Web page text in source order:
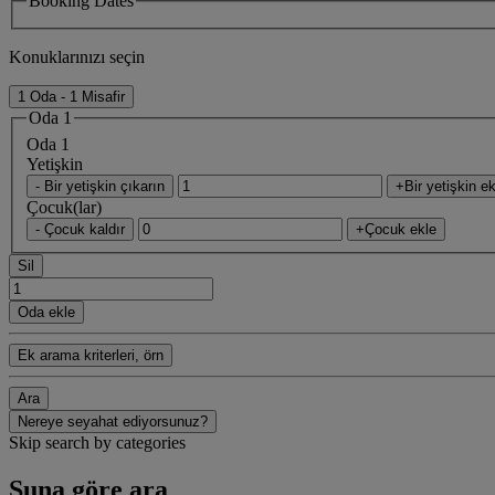
Konuklarınızı seçin
1 Oda - 1 Misafir
Oda 1
Oda 1
Yetişkin
- Bir yetişkin çıkarın +Bir yetişkin
Çocuk(lar)
- Çocuk kaldır +Çocuk ekle
Sil
Oda ekle
Ek arama kriterleri, örn
Ara
Nereye seyahat ediyorsunuz?
Skip search by categories